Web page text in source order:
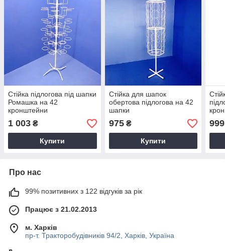
Стійка підлогова під шапки
Ромашка на 42
кронштейни
1 003 ₴
Купити
Стійка для шапок
обертова підлогова на 42
шапки
975₴
Купити
999
Про нас
99% позитивних з 122 відгуків за рік
Працює з 21.02.2013
м. Харків
пр-т. Тракторобудівників 94/2, Харків, Україна